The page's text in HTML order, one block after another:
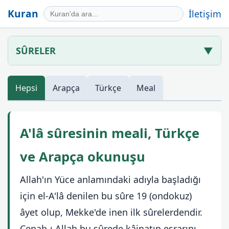
Kuran İletişim
SÛRELER ▼
Hepsi Arapça Türkçe Meal
A'lâ sûresinin meali, Türkçe
ve Arapça okunuşu
Allah'ın Yüce anlamındaki adıyla başladığı
için el-A'lâ denilen bu sûre 19 (ondokuz)
âyet olup, Mekke'de inen ilk sûrelerdendir.